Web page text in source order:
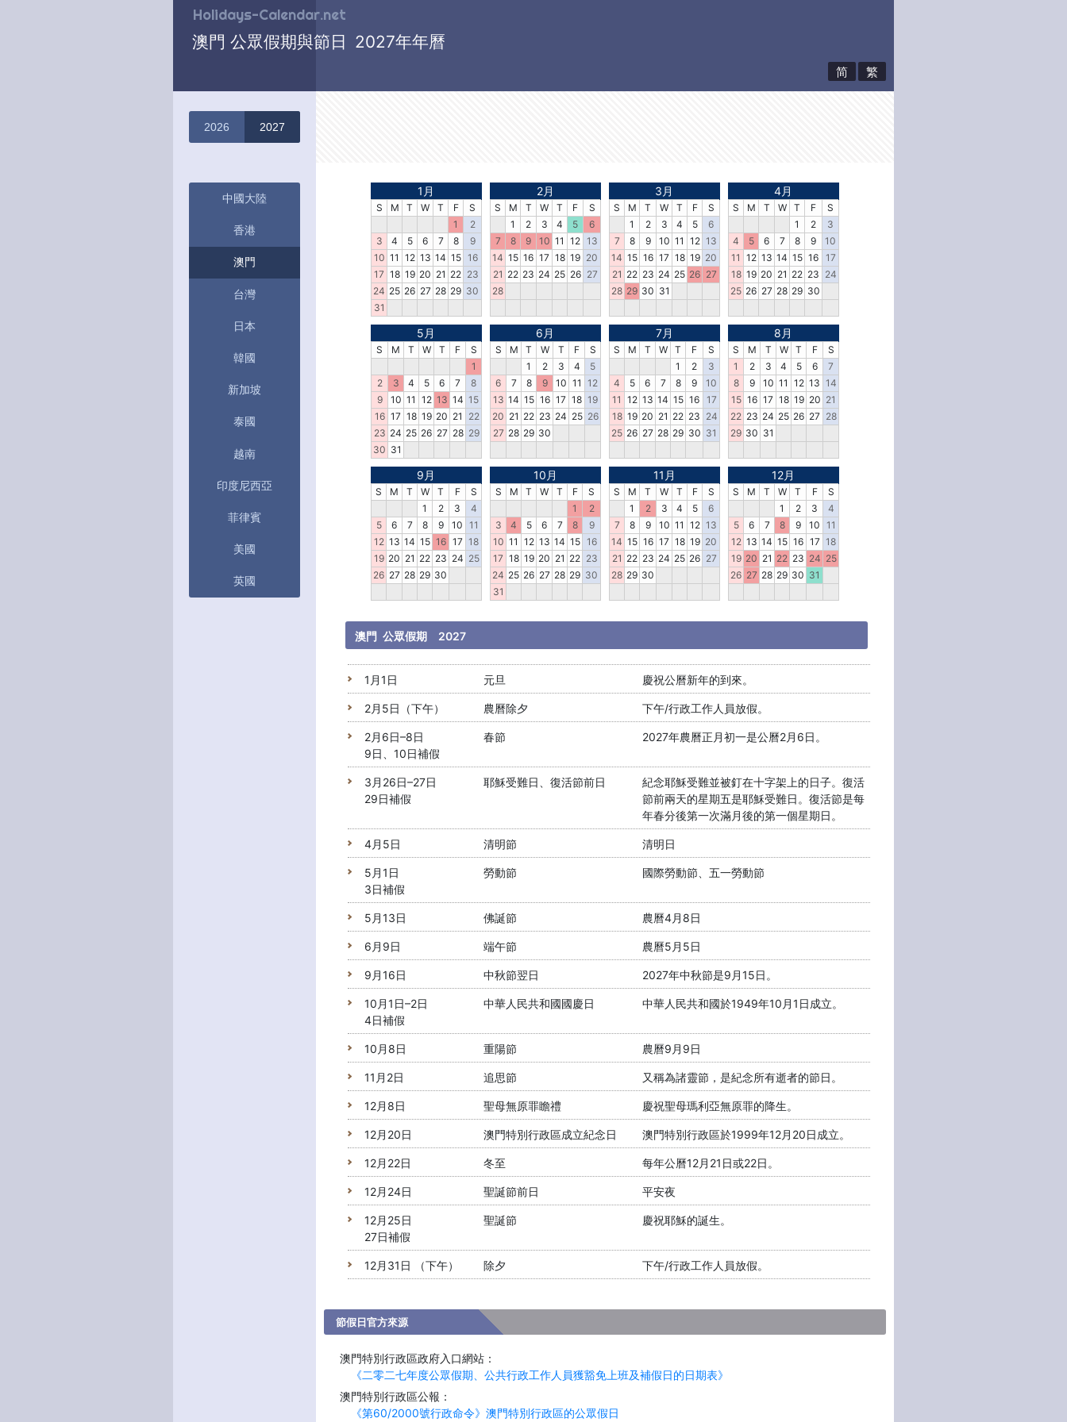
Holidays-Calendar.net
澳門 公眾假期與節日 2027年年曆
简 繁
2026 2027
中國大陸
香港
澳門
台灣
日本
韓國
新加坡
泰國
越南
印度尼西亞
菲律賓
美國
英國
1月
S M T W T F
S
1
2
3
4 5 6 7 8
9
10 11 12 13 14 15 16
17 18 19 20 21 22 23
24 25 26 27 28 29 30
31
2月
S M T W T F
S
1
2 3 4 5
6
7
8 9 10 11 12 13
14 15 16 17 18 19 20
21 22 23 24 25 26 27
28
3月
S M T W T F
S
1
2 3 4 5
6
7
8 9 10 11 12 13
14 15 16 17 18 19 20
21 22 23 24 25 26 27
28 29 30 31
4月
S M T W T F
S
1
2
3
4
5 6 7 8 9
10
11 12 13 14 15 16 17
18 19 20 21 22 23 24
25 26 27 28 29 30
5月
S M T W T F
S
1
2
3 4 5 6 7
8
9
10 11 12 13 14 15
16 17 18 19 20 21
22
23 24 25 26 27 28 29
30 31
6月
S M T W T F
S
1
2 3 4
5
6
7 8 9 10 11 12
13 14 15 16 17 18 19
20 21 22 23 24 25 26
27 28 29 30
7月
S M T W T F
S
1
2
3
4
5 6 7 8 9
10
11 12 13 14 15 16 17
18 19 20 21 22 23 24
25 26 27 28 29 30 31
8月
S M T W T F
S
1
2 3 4 5 6
7
8
9 10 11 12 13 14
15 16 17 18 19 20 21
22 23 24 25 26 27 28
29 30 31
9月
S M T W T F
S
1
2 3
4
5
6 7 8 9 10 11
12 13 14 15 16 17 18
19 20 21 22 23 24 25
26 27 28 29 30
10月
S M T W T F
S
1
2
3
4 5 6 7 8
9
10 11 12 13 14 15 16
17 18 19 20 21 22 23
24 25 26 27 28 29 30
31
11月
S M T W T F
S
1
2 3 4 5
6
7
8 9 10 11 12 13
14 15 16 17 18 19 20
21 22 23 24 25 26 27
28 29 30
12月
S M T W T F
S
1
2 3
4
5
6 7 8 9 10 11
12 13 14 15 16 17 18
19 20 21 22 23 24 25
26 27 28 29 30 31
澳門 公眾假期 2027
1月1日 元旦 慶祝公曆新年的到來。
2月5日（下午） 農曆除夕 下午/行政工作人員放假。
2月6日–8日
9日、10日補假
春節 2027年農曆正月初一是公曆2月6日。
3月26日–27日
29日補假
耶穌受難日、復活節前日
紀念耶穌受難並被釘在十字架上的日子。復活
節前兩天的星期五是耶穌受難日。復活節是每
年春分後第一次滿月後的第一個星期日。
4月5日 清明節 清明日
5月1日
3日補假
勞動節 國際勞動節、五一勞動節
5月13日 佛誕節 農曆4月8日
6月9日 端午節 農曆5月5日
9月16日 中秋節翌日 2027年中秋節是9月15日。
10月1日–2日
4日補假
中華人民共和國國慶日 中華人民共和國於1949年10月1日成立。
10月8日 重陽節 農曆9月9日
11月2日 追思節 又稱為諸靈節，是紀念所有逝者的節日。
12月8日 聖母無原罪瞻禮 慶祝聖母瑪利亞無原罪的降生。
12月20日 澳門特別行政區成立紀念日 澳門特別行政區於1999年12月20日成立。
12月22日 冬至 每年公曆12月21日或22日。
12月24日 聖誕節前日 平安夜
12月25日
27日補假
聖誕節 慶祝耶穌的誕生。
12月31日 （下午） 除夕 下午/行政工作人員放假。
節假日官方來源
澳門特別行政區政府入口網站：
《二零二七年度公眾假期、公共行政工作人員獲豁免上班及補假日的日期表》
澳門特別行政區公報：
《第60/2000號行政命令》澳門特別行政區的公眾假日